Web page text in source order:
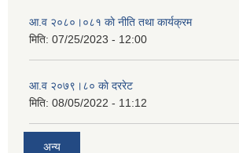
आ.व २०८०।०८१ काे नीति तथा कार्यक्रम
मिति: 07/25/2023 - 12:00
आ.व २०७९।८० काे दररेट
मिति: 08/05/2022 - 11:12
अन्य